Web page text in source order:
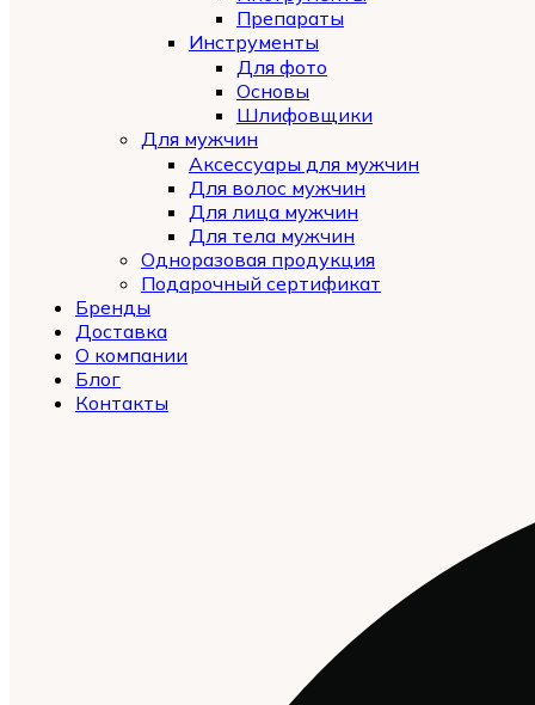
Препараты
Инструменты
Для фото
Основы
Шлифовщики
Для мужчин
Аксессуары для мужчин
Для волос мужчин
Для лица мужчин
Для тела мужчин
Одноразовая продукция
Подарочный сертификат
Automatically
Hierarchic
Categories
Menu
https://atakanau.blogspot.com/2021/01/
Бренды
Доставка
О компании
Блог
Контакты